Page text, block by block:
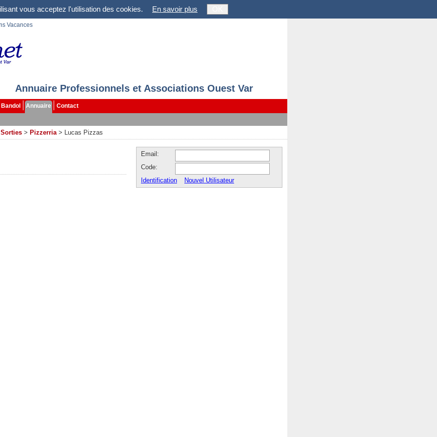
vous acceptez l'utilisation des cookies. En savoir plus
Vacances
Annuaire Professionnels et Associations Ouest Var
Bandol Annuaire
Contact
> Pizzerria > Lucas Pizzas
Email:
Code:
Identification
Nouvel Utilisateur